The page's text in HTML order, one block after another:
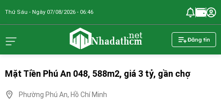
Thứ Sáu - Ngày 07/08/2026 - 06:46
Đăng tin
Mặt Tiền Phú An 048, 588m2, giá 3 tỷ, gần chợ
Phường Phú An, Hồ Chí Minh